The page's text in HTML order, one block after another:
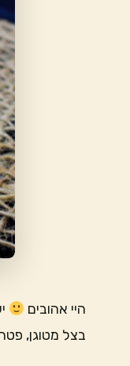
היי אהובים
בצל מטוגן,